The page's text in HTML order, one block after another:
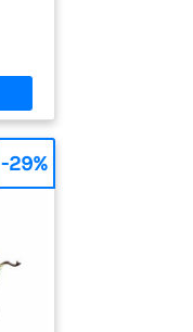
-29%